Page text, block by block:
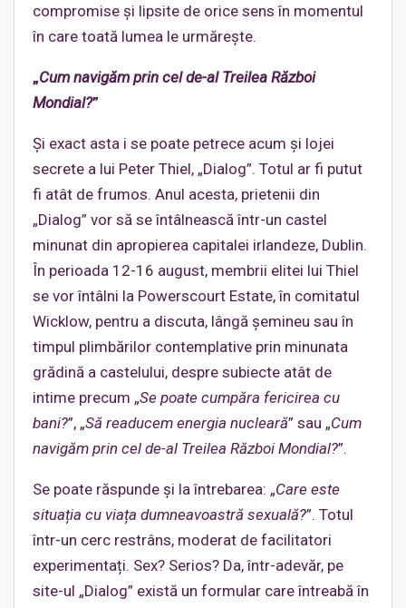
compromise și lipsite de orice sens în momentul
în care toată lumea le urmărește.
„Cum navigăm prin cel de-al Treilea Război
Mondial?”
Și exact asta i se poate petrece acum și lojei
secrete a lui Peter Thiel, „Dialog”. Totul ar fi putut
fi atât de frumos. Anul acesta, prietenii din
„Dialog” vor să se întâlnească într-un castel
minunat din apropierea capitalei irlandeze, Dublin.
În perioada 12-16 august, membrii elitei lui Thiel
se vor întâlni la Powerscourt Estate, în comitatul
Wicklow, pentru a discuta, lângă șemineu sau în
timpul plimbărilor contemplative prin minunata
grădină a castelului, despre subiecte atât de
intime precum „Se poate cumpăra fericirea cu
bani?”, „Să readucem energia nucleară” sau „Cum
navigăm prin cel de-al Treilea Război Mondial?”.
Se poate răspunde și la întrebarea: „Care este
situația cu viața dumneavoastră sexuală?”. Totul
într-un cerc restrâns, moderat de facilitatori
experimentați. Sex? Serios? Da, într-adevăr, pe
site-ul „Dialog” există un formular care întreabă în